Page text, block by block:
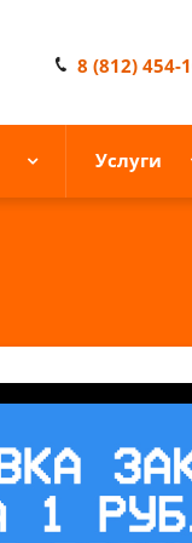
8 (812) 454-
Услуги